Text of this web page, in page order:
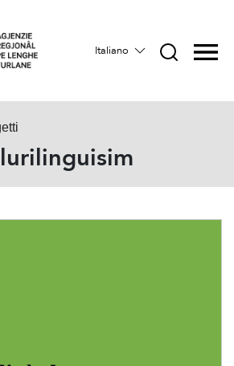
Italiano